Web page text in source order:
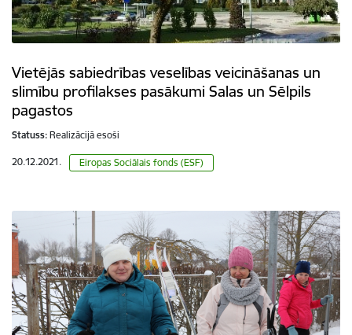
Vietējās sabiedrības veselības veicināšanas un
slimību profilakses pasākumi Salas un Sēlpils
pagastos
Statuss: Realizācijā esoši
20.12.2021. Eiropas Sociālais fonds (ESF)